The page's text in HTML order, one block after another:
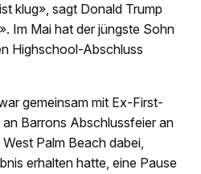
klug», sagt Donald Trump
Im Mai hat der jüngste Sohn
Highschool-Abschluss
gemeinsam mit Ex-First-
Barrons Abschlussfeier an
Palm Beach dabei,
erhalten hatte, eine Pause